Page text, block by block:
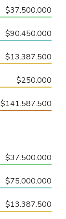
$37.500.000
$90.450.000
$13.387.500
$250.000
$141.587.500
$37.500.000
$75.000.000
$13.387.500